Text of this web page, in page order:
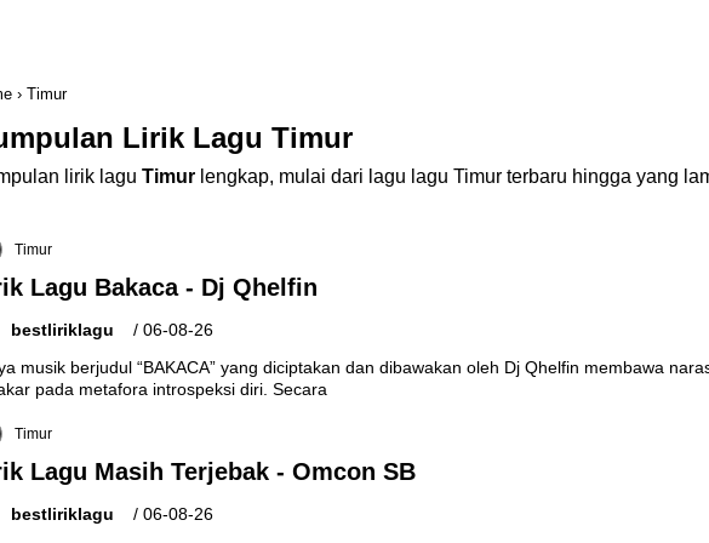
› Timur
Lirik Lagu Timur
lirik lagu Timur lengkap, mulai dari lagu lagu Timur terbaru hingga yang
Timur
Lagu Bakaca - Dj Qhelfin
bestliriklagu / 06-08-26
musik berjudul “BAKACA” yang diciptakan dan dibawakan oleh Dj Qhelfin membawa
pada metafora introspeksi diri. Secara
Timur
Lagu Masih Terjebak - Omcon SB
bestliriklagu / 06-08-26